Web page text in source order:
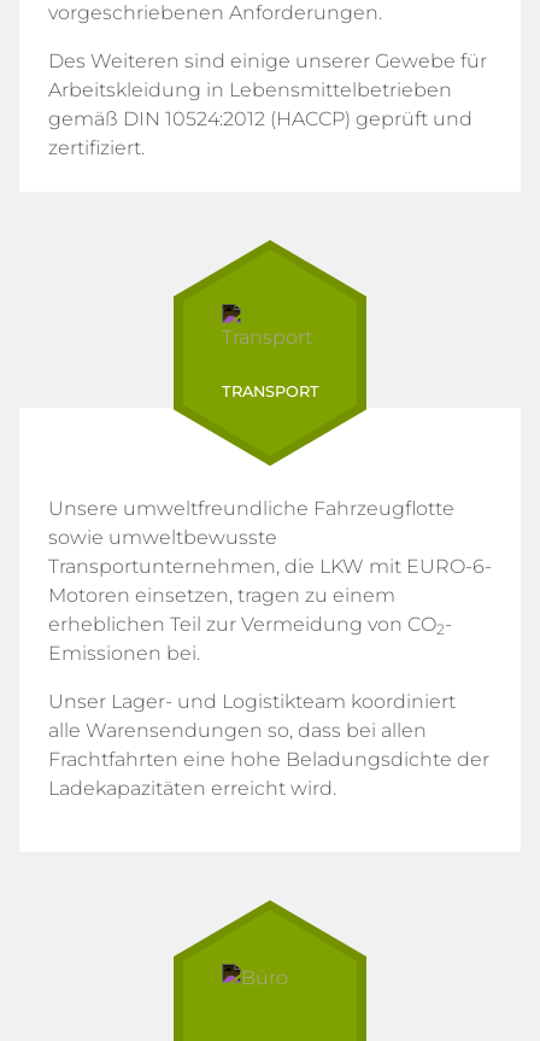
vorgeschriebenen Anforderungen.
Des Weiteren sind einige unserer Gewebe für
Arbeitskleidung in Lebensmittelbetrieben
gemäß DIN 10524:2012 (HACCP) geprüft und
zertifiziert.
TRANSPORT
Unsere umweltfreundliche Fahrzeugflotte
sowie umweltbewusste
Transportunternehmen, die LKW mit EURO-6-
Motoren einsetzen, tragen zu einem
erheblichen Teil zur Vermeidung von CO2-
Emissionen bei.
Unser Lager- und Logistikteam koordiniert
alle Warensendungen so, dass bei allen
Frachtfahrten eine hohe Beladungsdichte der
Ladekapazitäten erreicht wird.